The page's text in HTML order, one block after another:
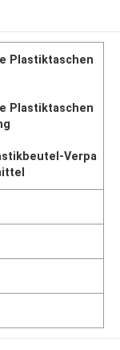
Plastiktaschen
Plastiktaschen
Verpa